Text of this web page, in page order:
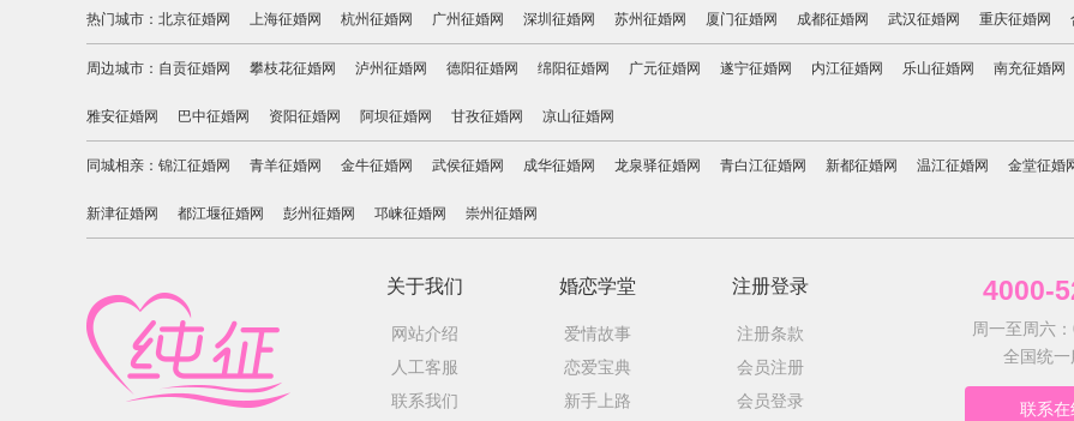
热门城市： 北京征婚网 上海征婚网 杭州征婚网 广州征婚网 深圳征婚网 苏州征婚网 厦门征婚网 成都征婚网 武汉征婚网 重庆征婚网
周边城市： 自贡征婚网 攀枝花征婚网 泸州征婚网 德阳征婚网 绵阳征婚网 广元征婚网 遂宁征婚网 内江征婚网 乐山征婚网 南充征婚网
雅安征婚网 巴中征婚网 资阳征婚网 阿坝征婚网 甘孜征婚网 凉山征婚网
同城相亲： 锦江征婚网 青羊征婚网 金牛征婚网 武侯征婚网 成华征婚网 龙泉驿征婚网 青白江征婚网 新都征婚网 温江征婚网 金堂征婚
新津征婚网 都江堰征婚网 彭州征婚网 邛崃征婚网 崇州征婚网
关于我们
网站介绍
人工客服
联系我们
婚恋学堂
爱情故事
恋爱宝典
新手上路
注册登录
注册条款
会员注册
会员登录
4000-
周一至周六
全国统
联系在